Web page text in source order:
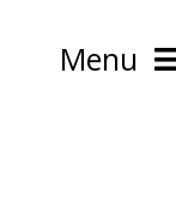
Menu